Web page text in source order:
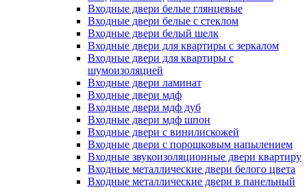
Входные двери белые глянцевые
Входные двери белые с стеклом
Входные двери белый шелк
Входные двери для квартиры с зеркалом
Входные двери для квартиры с
шумоизоляцией
Входные двери ламинат
Входные двери мдф
Входные двери мдф дуб
Входные двери мдф шпон
Входные двери с винилискожей
Входные двери с порошковым напылением
Входные звукоизоляционные двери квартиру
Входные металлические двери белого цвета
Входные металлические двери в панельный